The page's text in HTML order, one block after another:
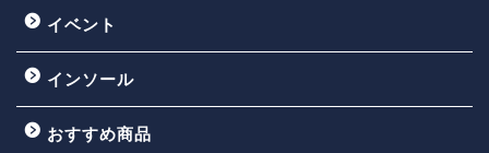
イベント
インソール
おすすめ商品